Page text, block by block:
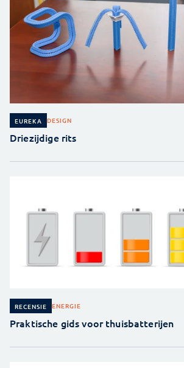
EUREKA DESIGN
Driezijdige rits
RECENSIE ENERGIE
Praktische gids voor thuisbatterijen